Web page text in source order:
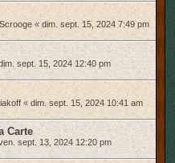
«dim. sept. 15, 2024 7:49 pm
sept. 15, 2024 12:40 pm
«dim. sept. 15, 2024 10:41 am
Carte
sept. 13, 2024 12:20 pm